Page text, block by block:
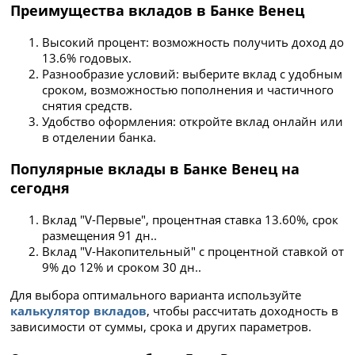
Преимущества вкладов в Банке Венец
Высокий процент: возможность получить доход до
13.6% годовых.
Разнообразие условий: выберите вклад с удобным
сроком, возможностью пополнения и частичного
снятия средств.
Удобство оформления: откройте вклад онлайн или
в отделении банка.
Популярные вклады в Банке Венец на
сегодня
Вклад "V-Первые", процентная ставка 13.60%, срок
размещения 91 дн..
Вклад "V-Накопительный" с процентной ставкой от
9% до 12% и сроком 30 дн..
Для выбора оптимального варианта используйте
калькулятор вкладов, чтобы рассчитать доходность в
зависимости от суммы, срока и других параметров.